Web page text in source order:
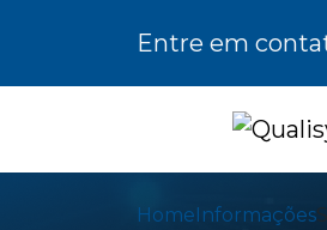
Entre em
HomeInformações